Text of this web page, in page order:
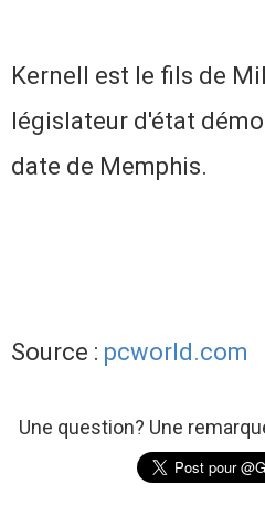
Kernell est le fils de
législateur d'état
date de Memphis.
Source : pcworld.com
Une question? Une